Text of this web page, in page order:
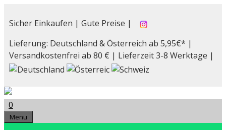
Inhalt
Sicher Einkaufen | Gute Preise |
Lieferung: Deutschland & Österreich ab 5,95€* |
Versandkostenfrei ab 80 € | Lieferzeit 3-8 Werktage |
0
Menu